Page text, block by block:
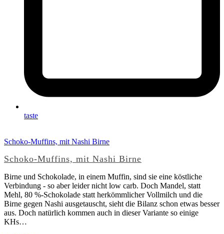
taste
Schoko-Muffins, mit Nashi Birne
Schoko-Muffins, mit Nashi Birne
Birne und Schokolade, in einem Muffin, sind sie eine köstliche
Verbindung - so aber leider nicht low carb. Doch Mandel, statt
Mehl, 80 %-Schokolade statt herkömmlicher Vollmilch und die
Birne gegen Nashi ausgetauscht, sieht die Bilanz schon etwas besser
aus. Doch natürlich kommen auch in dieser Variante so einige
KHs…